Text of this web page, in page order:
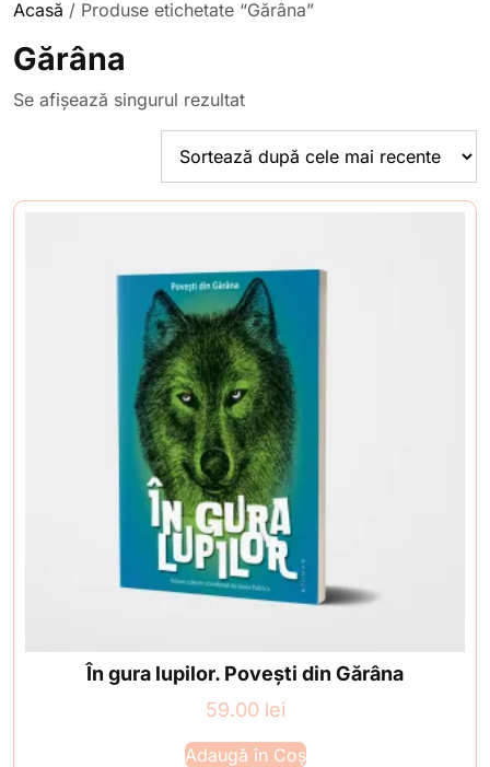
Acasă / Produse etichetate “Gărâna”
Gărâna
Se afișează singurul rezultat
În gura lupilor. Povești din Gărâna
59.00 lei
Adaugă în Coș